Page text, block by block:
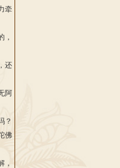
牵
，
还
阿
？
佛
，